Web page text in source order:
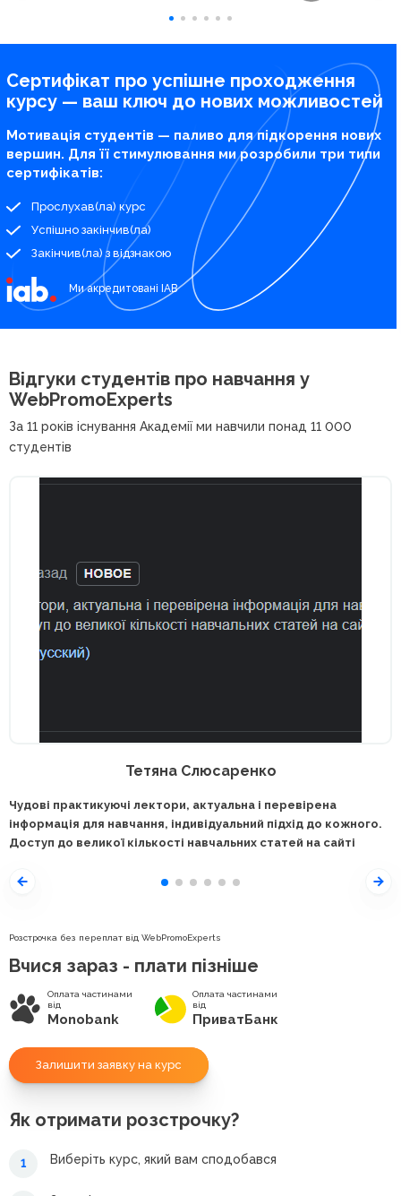
Сертифікат про успішне проходження
курсу — ваш ключ до нових можливостей
Мотивація студентів — паливо для підкорення нових
вершин. Для її стимулювання ми розробили три типи
сертифікатів:
Прослухав(ла) курс
Успішно закінчив(ла)
Закінчив(ла) з відзнакою
Ми акредитовані IAB
Відгуки студентів про навчання у
WebPromoExperts
За 11 років існування Академії ми навчили понад 11 000
студентів
Тетяна Слюсаренко
Чудові практикуючі лектори, актуальна і перевірена
інформація для навчання, індивідуальний підхід до кожного.
Доступ до великої кількості навчальних статей на сайті
Розстрочка без переплат від WebPromoExperts
Вчися зараз - плати пізніше
Оплата частинами
від
Monobank
Оплата частинами
від
ПриватБанк
Залишити заявку на курс
Як отримати розстрочку?
1 Виберіть курс, який вам сподобався